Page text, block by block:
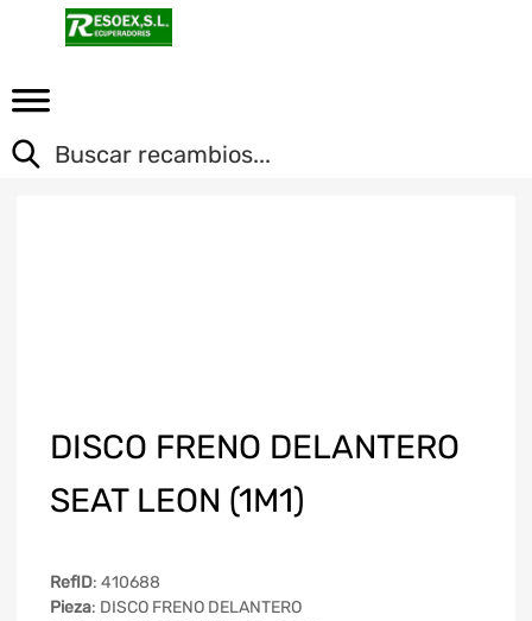
DISCO FRENO DELANTERO
SEAT LEON (1M1)
RefID: 410688
Pieza: DISCO FRENO DELANTERO